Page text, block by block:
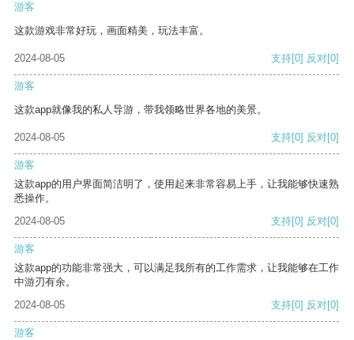
游客
这款游戏非常好玩，画面精美，玩法丰富。
2024-08-05 支持[0] 反对[0]
游客
这款app就像我的私人导游，带我领略世界各地的美景。
2024-08-05 支持[0] 反对[0]
游客
这款app的用户界面简洁明了，使用起来非常容易上手，让我能够快速熟
悉操作。
2024-08-05
支持[0] 反对[0]
游客
这款app的功能非常强大，可以满足我所有的工作需求，让我能够在工作
中游刃有余。
2024-08-05
支持[0] 反对[0]
游客